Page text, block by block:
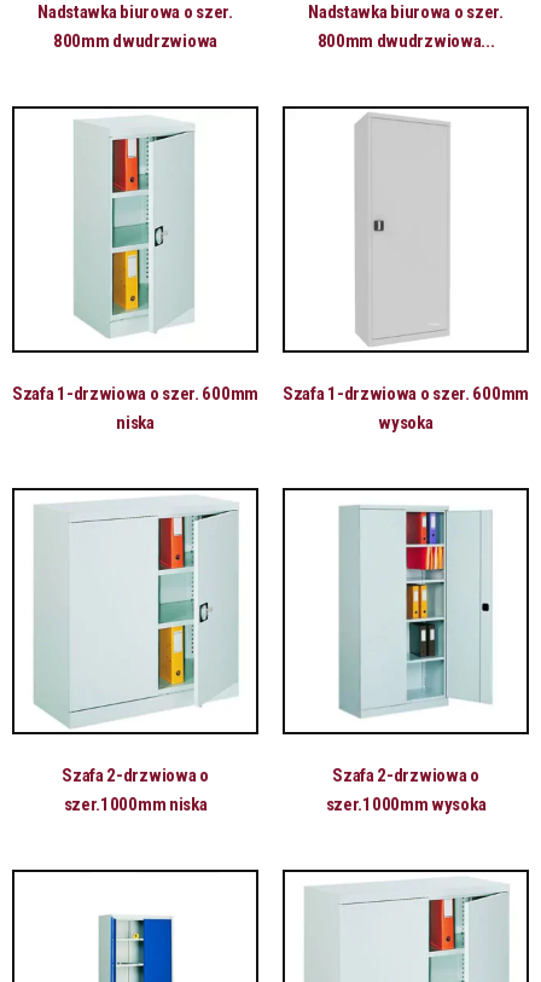
Nadstawka biurowa o szer.
800mm dwudrzwiowa
Nadstawka biurowa o szer.
800mm dwudrzwiowa...
Szafa 1-drzwiowa o szer. 600mm
niska
Szafa 1-drzwiowa o szer. 600mm
wysoka
Szafa 2-drzwiowa o
szer.1000mm niska
Szafa 2-drzwiowa o
szer.1000mm wysoka